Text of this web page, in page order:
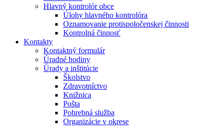
Hlavný kontrolór obce
Úlohy hlavného kontrolóra
Oznamovanie protispoločenskej činnosti
Kontrolná činnosť
Kontakty
Kontaktný formulár
Úradné hodiny
Úrady a inštitúcie
Školstvo
Zdravotníctvo
Knižnica
Pošta
Pohrebná služba
Organizácie v okrese